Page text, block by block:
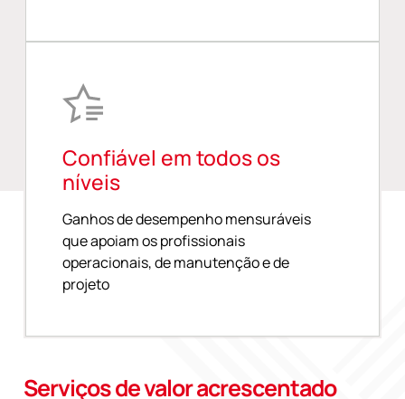
Confiável em todos os
níveis
Ganhos de desempenho mensuráveis
que apoiam os profissionais
operacionais, de manutenção e de
projeto
Serviços de valor acrescentado